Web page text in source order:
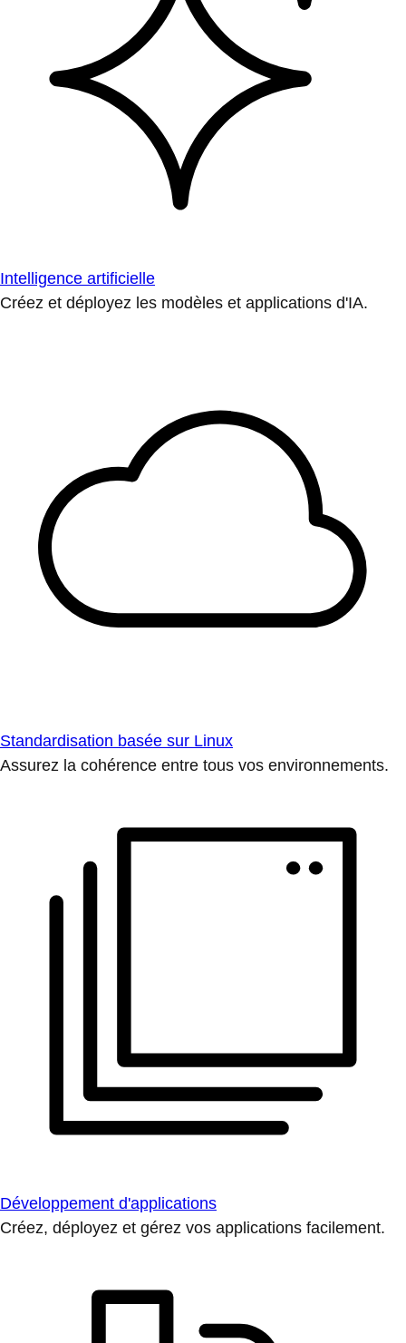
Intelligence artificielle
Créez et déployez les modèles et applications d'IA.
Standardisation basée sur Linux
Assurez la cohérence entre tous vos environnements.
Développement d'applications
Créez, déployez et gérez vos applications facilement.